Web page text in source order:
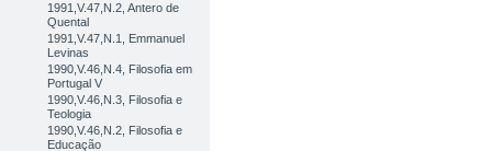
1991,V.47,N.2, Antero de
Quental
1991,V.47,N.1, Emmanuel
Levinas
1990,V.46,N.4, Filosofia em
Portugal V
1990,V.46,N.3, Filosofia e
Teologia
1990,V.46,N.2, Filosofia e
Educação